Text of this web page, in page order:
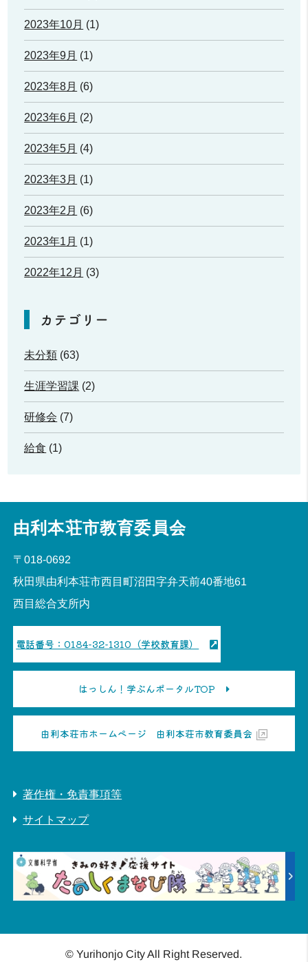
2023年10月 (1)
2023年9月 (1)
2023年8月 (6)
2023年6月 (2)
2023年5月 (4)
2023年3月 (1)
2023年2月 (6)
2023年1月 (1)
2022年12月 (3)
カテゴリー
未分類 (63)
生涯学習課 (2)
研修会 (7)
給食 (1)
由利本荘市教育委員会
〒018-0692
秋田県由利本荘市西目町沼田字弁天前40番地61
西目総合支所内
電話番号：0184-32-1310（学校教育課）
はっしん！学ぶんポータルTOP
由利本荘市ホームページ 由利本荘市教育委員会
著作権・免責事項等
サイトマップ
© Yurihonjo City All Right Reserved.